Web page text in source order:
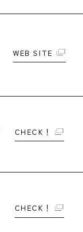
WEB SITE
CHECK！
CHECK！